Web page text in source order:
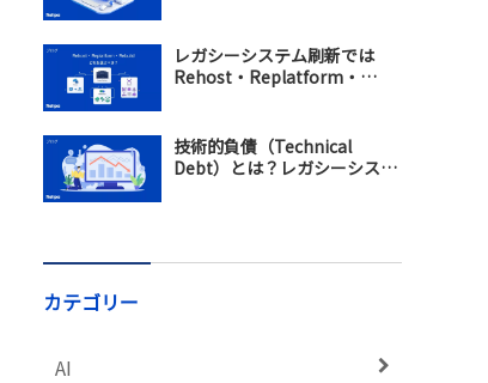
レガシーシステム刷新では
Rehost・Replatform・
技術的負債（Technical
Debt）とは？レガシーシステ
カテゴリー
AI